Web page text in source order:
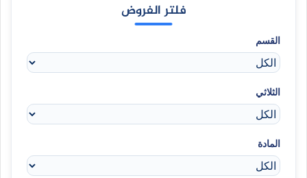
فلتر الفروض
القسم
الثلاثي
المادة